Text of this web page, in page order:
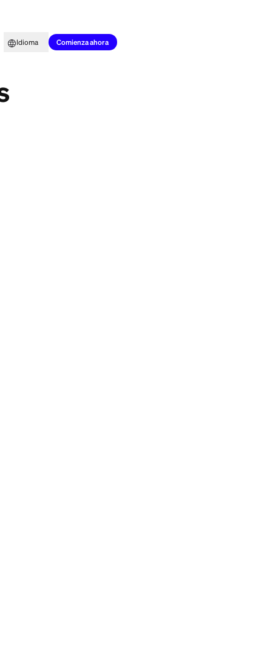
todos Aprender Idioma
y Alternativas
en una
a los
que los
en una
suele costar
que los bancos
próximo año,